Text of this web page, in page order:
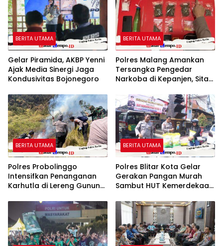
BERITA UTAMA
Gelar Piramida, AKBP Yenni
Ajak Media Sinergi Jaga
Kondusivitas Bojonegoro
BERITA UTAMA
Polres Malang Amankan
Tersangka Pengedar
Narkoba di Kepanjen, Sita
131 Gram
BERITA UTAMA
Polres Probolinggo
Intensifkan Penanganan
Karhutla di Lereng Gunung
BERITA UTAMA
Polres Blitar Kota Gelar
Gerakan Pangan Murah
Sambut HUT Kemerdekaan